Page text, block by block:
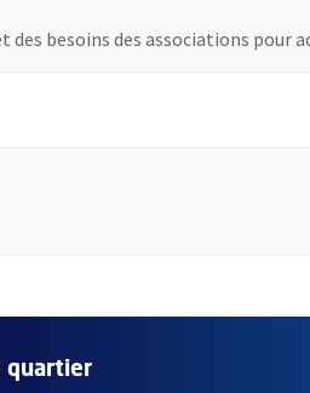
besoins des associations pour
quartier